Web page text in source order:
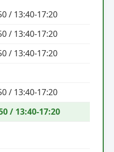
/ 13:40-17:20
/ 13:40-17:20
/ 13:40-17:20
/ 13:40-17:20
/ 13:40-17:20